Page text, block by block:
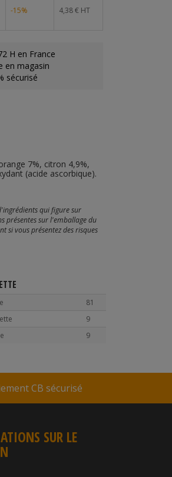
-15% 4,38 € HT
H en France
en magasin
sécurisé
7%, citron 4,9%,
(acide ascorbique).
qui figure sur
présentes sur l'emballage du
vous présentez des risques
81
9
9
CB sécurisé
SUR LE